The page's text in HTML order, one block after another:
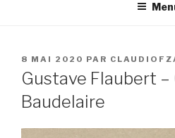
PUBLIÉ
LE
8 MAI 2020 PAR
Gustave Flaubert –
Baudelaire